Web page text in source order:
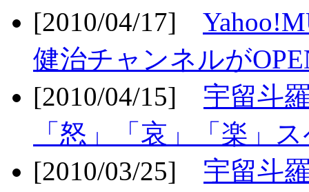
[2010/04/17]
健治チャンネルが
[2010/04/15] 宇留斗
「怒」「哀」「楽」
[2010/03/25] 宇留斗